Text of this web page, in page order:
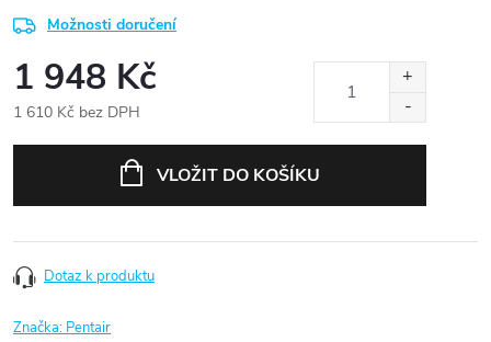
Možnosti doručení
1 948 Kč
1 610 Kč bez DPH
VLOŽIT DO KOŠÍKU
Dotaz k produktu
Značka: Pentair